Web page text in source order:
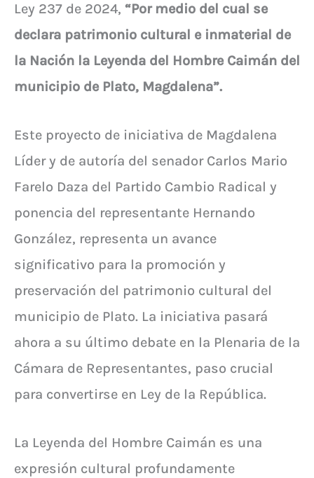
Ley 237 de 2024, “Por medio del cual se
declara patrimonio cultural e inmaterial de
la Nación la Leyenda del Hombre Caimán del
municipio de Plato, Magdalena”.
Este proyecto de iniciativa de Magdalena
Líder y de autoría del senador Carlos Mario
Farelo Daza del Partido Cambio Radical y
ponencia del representante Hernando
González, representa un avance
significativo para la promoción y
preservación del patrimonio cultural del
municipio de Plato. La iniciativa pasará
ahora a su último debate en la Plenaria de la
Cámara de Representantes, paso crucial
para convertirse en Ley de la República.
La Leyenda del Hombre Caimán es una
expresión cultural profundamente